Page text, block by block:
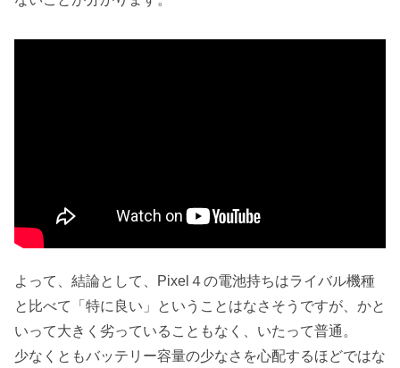
よって、結論として、Pixel４の電池持ちはライバル機種
と比べて「特に良い」ということはなさそうですが、かと
いって大きく劣っていることもなく、いたって普通。
少なくともバッテリー容量の少なさを心配するほどではな